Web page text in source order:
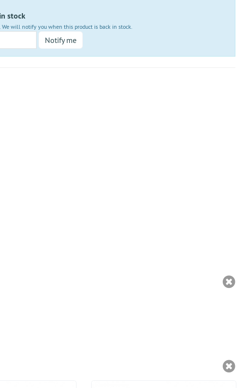
stock
We will notify you when this product is back in stock.
Notify me